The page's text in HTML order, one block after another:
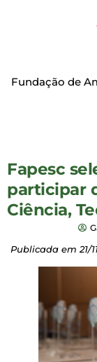
Fundação de
Fapesc
participar
Ciência,
Publicada em 21/